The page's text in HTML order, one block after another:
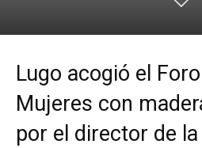
Lugo acogió el
Mujeres con
por el director de